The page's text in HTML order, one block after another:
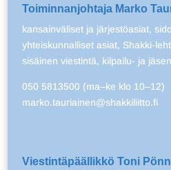
Toiminnanjohtaja Marko
kansainväliset ja järjestöasiat,
yhteiskunnalliset asiat, Shakki-
sisäinen viestintä, kilpailu- ja
050 5813500 (ma–ke klo 10–12)
marko.tauriainen@shakkiliitto.fi
Viestintäpäällikkö Toni